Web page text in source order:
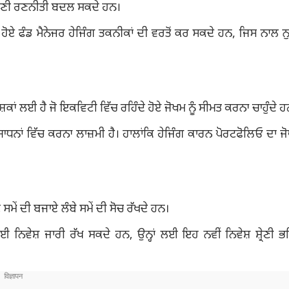
ਰਣਨੀਤੀ ਬਦਲ ਸਕਦੇ ਹਨ।
ਫੰਡ ਮੈਨੇਜਰ ਹੇਜਿੰਗ ਤਕਨੀਕਾਂ ਦੀ ਵਰਤੋਂ ਕਰ ਸਕਦੇ ਹਨ, ਜਿਸ ਨਾਲ
ਲਈ ਹੈ ਜੋ ਇਕਵਿਟੀ ਵਿੱਚ ਰਹਿੰਦੇ ਹੋਏ ਜੋਖਮ ਨੂੰ ਸੀਮਤ ਕਰਨਾ ਚਾਹੁੰਦੇ
ਵਿੱਚ ਕਰਨਾ ਲਾਜ਼ਮੀ ਹੈ। ਹਾਲਾਂਕਿ ਹੇਜਿੰਗ ਕਾਰਨ ਪੋਰਟਫੋਲਿਓ ਦਾ
ਸਮੇਂ ਦੀ ਬਜਾਏ ਲੰਬੇ ਸਮੇਂ ਦੀ ਸੋਚ ਰੱਖਦੇ ਹਨ।
ਨਿਵੇਸ਼ ਜਾਰੀ ਰੱਖ ਸਕਦੇ ਹਨ, ਉਨ੍ਹਾਂ ਲਈ ਇਹ ਨਵੀਂ ਨਿਵੇਸ਼ ਸ਼੍ਰੇਣੀ